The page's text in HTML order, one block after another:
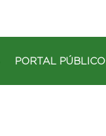
PORTAL PÚBLICO